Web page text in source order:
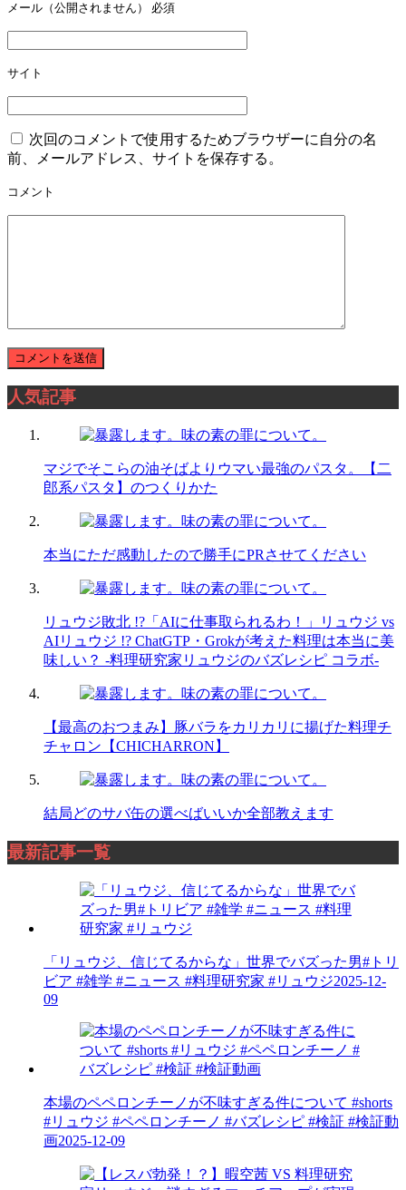
メール（公開されません） 必須
サイト
次回のコメントで使用するためブラウザーに自分の名
前、メールアドレス、サイトを保存する。
コメント
人気記事
マジでそこらの油そばよりウマい最強のパスタ。【二
郎系パスタ】のつくりかた
本当にただ感動したので勝手にPRさせてください
リュウジ敗北 !?「AIに仕事取られるわ！」リュウジ vs
AIリュウジ !? ChatGTP・Grokが考えた料理は本当に美
味しい？ -料理研究家リュウジのバズレシピ コラボ-
【最高のおつまみ】豚バラをカリカリに揚げた料理チ
チャロン【CHICHARRON】
結局どのサバ缶の選べばいいか全部教えます
最新記事一覧
「リュウジ、信じてるからな」世界でバズった男#トリ
ビア #雑学 #ニュース #料理研究家 #リュウジ2025-12-
09
本場のペペロンチーノが不味すぎる件について #shorts
#リュウジ #ペペロンチーノ #バズレシピ #検証 #検証動
画2025-12-09